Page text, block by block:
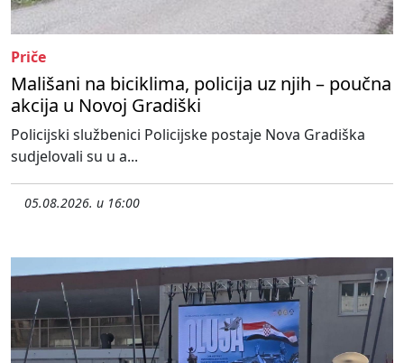
Priče
Mališani na biciklima, policija uz njih – poučna
akcija u Novoj Gradiški
Policijski službenici Policijske postaje Nova Gradiška
sudjelovali su u a...
05.08.2026. u 16:00